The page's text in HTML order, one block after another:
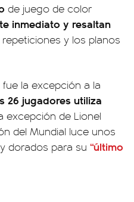
de juego de color
inmediato y resaltan
repeticiones y los planos
la excepción a la
26 jugadores utiliza
excepción de Lionel
del Mundial luce unos
dorados para su “último